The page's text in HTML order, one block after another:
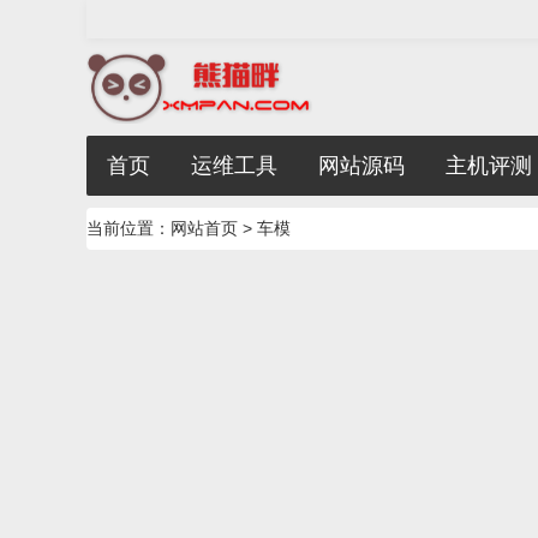
首页 运维工具 网站源码 主机评测
当前位置： 网站首页 > 车模